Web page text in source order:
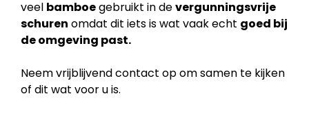
veel bamboegebruikt in devergunningsvrije
schuren omdat dit iets is wat vaak echt goed bij
de omgeving past.
Neem vrijblijvend contact op om samen te kijken
of dit wat voor u is.